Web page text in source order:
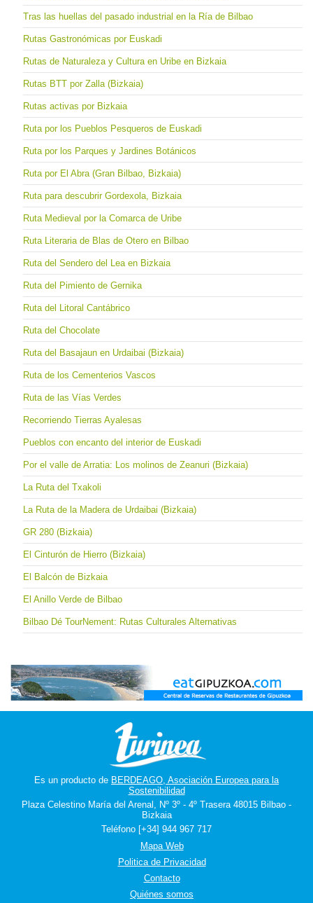
Tras las huellas del pasado industrial en la Ría de Bilbao
Rutas Gastronómicas por Euskadi
Rutas de Naturaleza y Cultura en Uribe en Bizkaia
Rutas BTT por Zalla (Bizkaia)
Rutas activas por Bizkaia
Ruta por los Pueblos Pesqueros de Euskadi
Ruta por los Parques y Jardines Botánicos
Ruta por El Abra (Gran Bilbao, Bizkaia)
Ruta para descubrir Gordexola, Bizkaia
Ruta Medieval por la Comarca de Uribe
Ruta Literaria de Blas de Otero en Bilbao
Ruta del Sendero del Lea en Bizkaia
Ruta del Pimiento de Gernika
Ruta del Litoral Cantábrico
Ruta del Chocolate
Ruta del Basajaun en Urdaibai (Bizkaia)
Ruta de los Cementerios Vascos
Ruta de las Vías Verdes
Recorriendo Tierras Ayalesas
Pueblos con encanto del interior de Euskadi
Por el valle de Arratia: Los molinos de Zeanuri (Bizkaia)
La Ruta del Txakoli
La Ruta de la Madera de Urdaibai (Bizkaia)
GR 280 (Bizkaia)
El Cinturón de Hierro (Bizkaia)
El Balcón de Bizkaia
El Anillo Verde de Bilbao
Bilbao Dé TourNement: Rutas Culturales Alternativas
Es un producto de BERDEAGO, Asociación Europea para la
Sostenibilidad
Plaza Celestino María del Arenal, Nº 3º - 4º Trasera 48015 Bilbao -
Bizkaia
Teléfono [+34] 944 967 717
Mapa Web
Politica de Privacidad
Contacto
Quiénes somos